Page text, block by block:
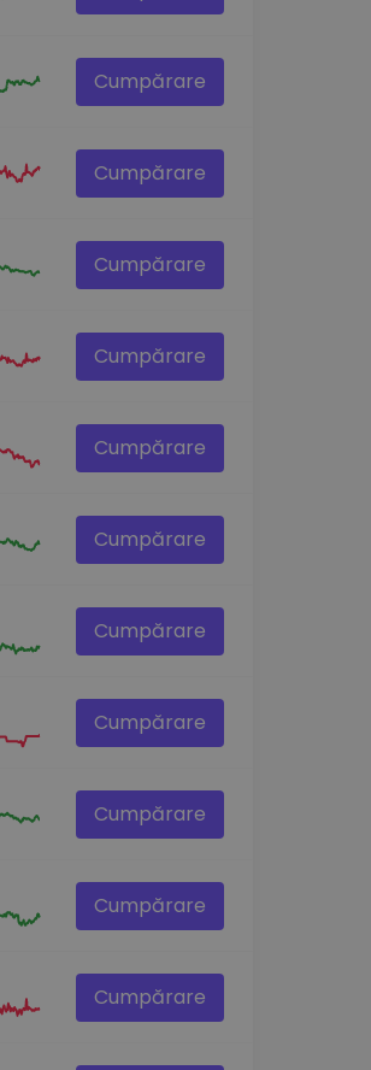
Cumpărare
Cumpărare
Cumpărare
Cumpărare
Cumpărare
Cumpărare
Cumpărare
Cumpărare
Cumpărare
Cumpărare
Cumpărare